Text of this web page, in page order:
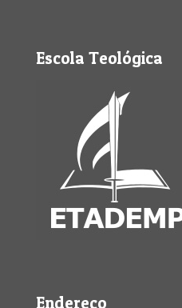
Escola Teológica
Endereço